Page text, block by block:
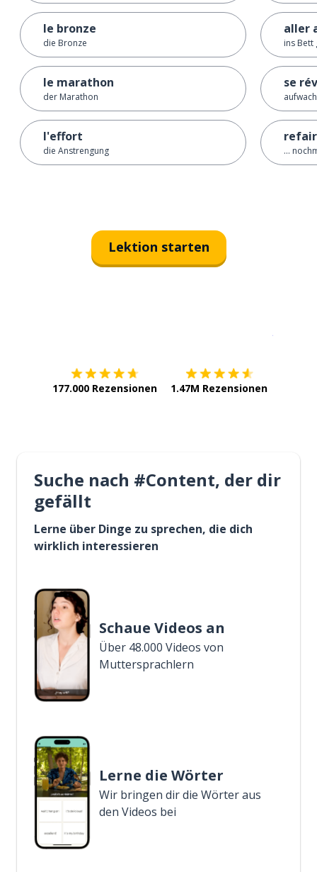
le bronze
die Bronze
le marathon
der Marathon
l'effort
die Anstrengung
aller
ins Bett
se
...
Lektion starten
177.000 Rezensionen 1.47M Rezensionen
Suche nach #Content, der dir
gefällt
Lerne über Dinge zu sprechen, die dich
wirklich interessieren
Schaue Videos an
Über 48.000 Videos von
Muttersprachlern
Lerne die Wörter
Wir bringen dir die Wörter aus
den Videos bei